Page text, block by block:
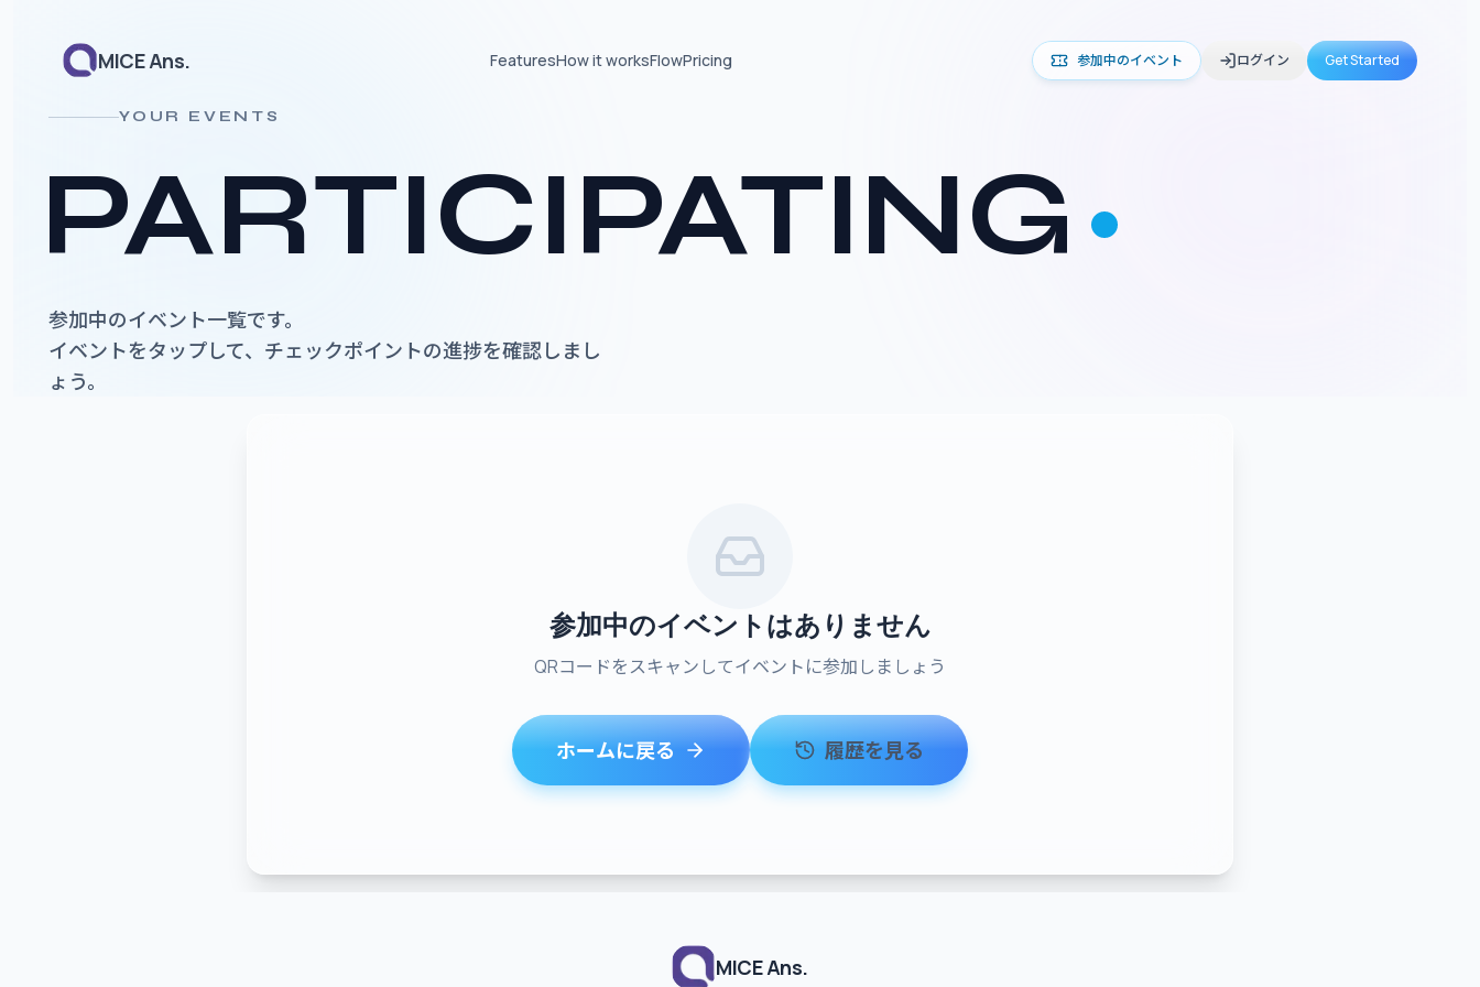
MICE Ans. FeaturesHow it worksFlowPricing 参加中のイベント ログイン Get Started
YOUR EVENTS
PARTICIPATING
参加中のイベント一覧です。
イベントをタップして、チェックポイントの進捗を確認しまし
ょう。
参加中のイベントはありません
QRコードをスキャンしてイベントに参加しましょう
ホームに戻る 履歴を見る
MICE Ans.